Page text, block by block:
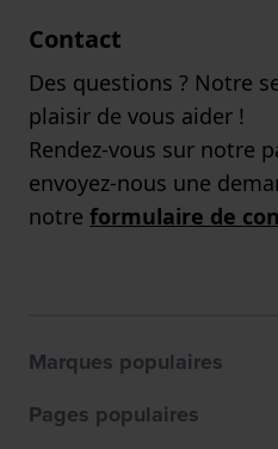
Contact
Des questions ? Notre
plaisir de vous aider !
Rendez-vous sur notre
envoyez-nous une
notre formulaire de
Marques populaires
Pages populaires